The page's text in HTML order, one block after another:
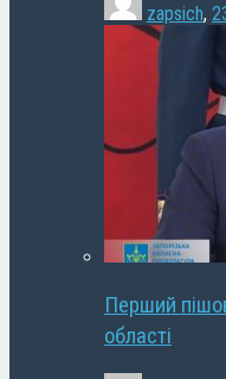
zapsich,
Перший
області